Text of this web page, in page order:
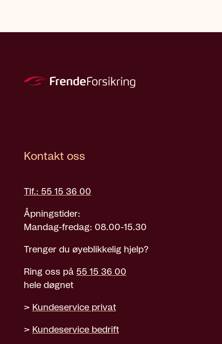
Kontakt oss
Tlf.: 55 15 36 00
Åpningstider:
Mandag-fredag: 08.00-15.30
Trenger du øyeblikkelig hjelp?
Ring oss på 55 15 36 00
hele døgnet
> Kundeservice privat
> Kundeservice bedrift